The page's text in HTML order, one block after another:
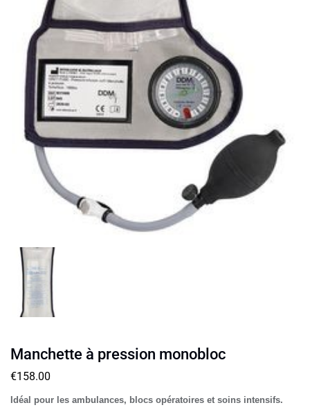
Manchette à pression monobloc
€158.00
Idéal pour les ambulances, blocs opératoires et soins intensifs.